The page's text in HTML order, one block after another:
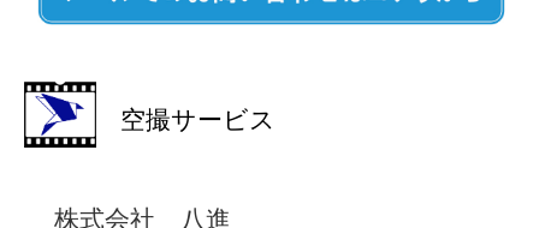
空撮サービス
株式会社 八進